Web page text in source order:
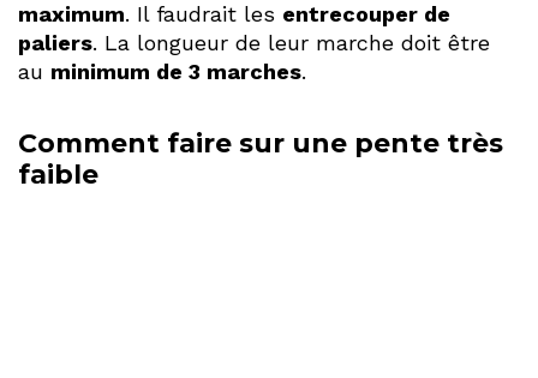
maximum. Il faudrait les entrecouper de
paliers. La longueur de leur marche doit être
au minimum de 3 marches.
Comment faire sur une pente très
faible